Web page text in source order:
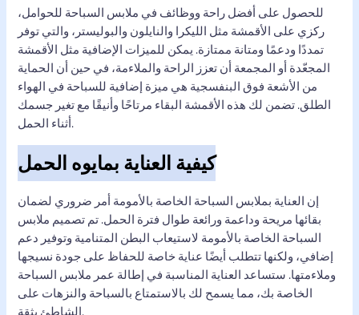
للحصول على أفضل راحة ووظائف في ملابس السباحة للحوامل،
ركزي على الأقمشة مثل الليكرا والنايلون والبوليستر، والتي توفر
تمددًا ودعمًا ومتانة ممتازة. يمكن للميزات الإضافية مثل الأقمشة
المجعّدة أو المجمعة أن تعزز الراحة والملاءمة، في حين أن الحماية
من الأشعة فوق البنفسجية هي ميزة إضافية للسباحة في الهواء
الطلق. تضمن لك هذه الأقمشة البقاء مرتاحًا وأنيقًا مع تغير جسمك
أثناء الحمل.
كيفية العناية بمايوه الحمل
إن العناية بملابس السباحة الخاصة بالأمومة أمر ضروري لضمان
بقائها مريحة وداعمة ورائعة طوال فترة الحمل. تم تصميم ملابس
السباحة الخاصة بالأمومة لاستيعاب البطن المتنامية وتوفير دعم
إضافي، ولكنها تتطلب أيضًا عناية خاصة للحفاظ على جودة نسيجها
وملاءمتها. ستساعد العناية المناسبة في إطالة عمر ملابس السباحة
الخاصة بك، مما يسمح لك بالاستمتاع بالسباحة والنزهات على